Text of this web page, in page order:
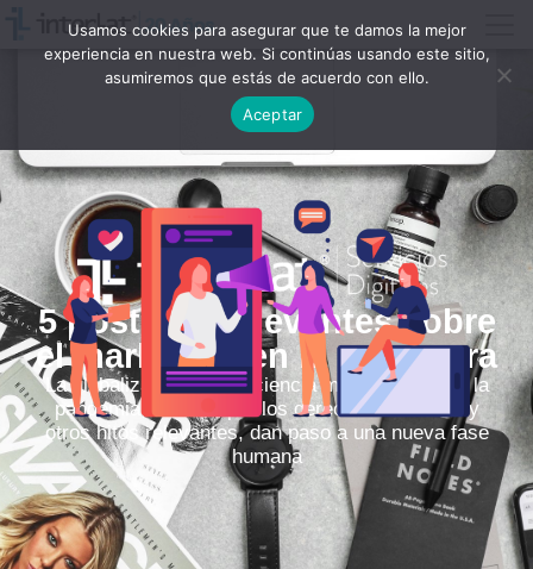
5 posturas relevantes sobre
el marketing en la nueva era
La globalización, la conciencia medioambiental, la
pandemia, la lucha por los derechos humanos y
otros hitos relevantes, dan paso a una nueva fase
humana
Usamos cookies para asegurar que te damos la mejor
experiencia en nuestra web. Si continúas usando este sitio,
asumiremos que estás de acuerdo con ello.
Aceptar